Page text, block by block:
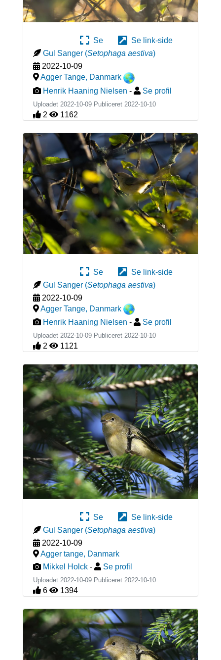
Se
Se link-side
Gul Sanger (Setophaga aestiva)
2022-10-09
Agger Tange, Danmark
Henrik Haaning Nielsen - Se profil
Uploadet 2022-10-09 Publiceret 2022-10-10
2 1162
Se
Se link-side
Gul Sanger (Setophaga aestiva)
2022-10-09
Agger Tange, Danmark
Henrik Haaning Nielsen - Se profil
Uploadet 2022-10-09 Publiceret 2022-10-10
2 1121
Se
Se link-side
Gul Sanger (Setophaga aestiva)
2022-10-09
Agger tange, Danmark
Mikkel Holck - Se profil
Uploadet 2022-10-09 Publiceret 2022-10-10
6 1394